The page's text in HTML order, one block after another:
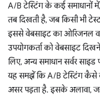
A/B टेस्टिंग के कई समाधानों
तब दिखती है, जब किसी भी
इससे वेबसाइट का ओरिजनल
उपयोगकर्ता को वेबसाइट
लिए, अन्य समाधान सर्वर
यह समझें कि A/B टेस्टिंग कैसे
असर पड़ता है. इसके अलावा,